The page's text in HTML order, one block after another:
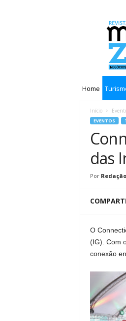
Home
Início
EVENTOS
das
Por Redação
O
(IG). Com
conexão